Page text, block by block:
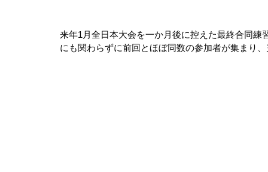
来年1月全日本大会を一か月後に控えた最終合同
にも関わらずに前回とほぼ同数の参加者が集まり